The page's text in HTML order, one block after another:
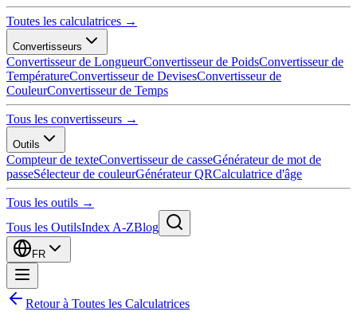
Toutes les calculatrices →
Convertisseurs
Convertisseur de LongueurConvertisseur de PoidsConvertisseur de
TempératureConvertisseur de DevisesConvertisseur de
CouleurConvertisseur de Temps
Tous les convertisseurs →
Outils
Compteur de texteConvertisseur de casseGénérateur de mot de
passeSélecteur de couleurGénérateur QRCalculatrice d'âge
Tous les outils →
Tous les OutilsIndex A-ZBlog
FR
Retour à Toutes les Calculatrices